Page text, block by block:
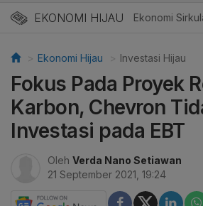
EKONOMI HIJAU
Energi Baru Ekonomi
Ekonomi Hijau Investasi Hijau
Fokus Pada Proyek
Karbon, Chevron
Investasi pada EBT
Oleh Verda Nano Setiawan
21 September 2021, 19:24